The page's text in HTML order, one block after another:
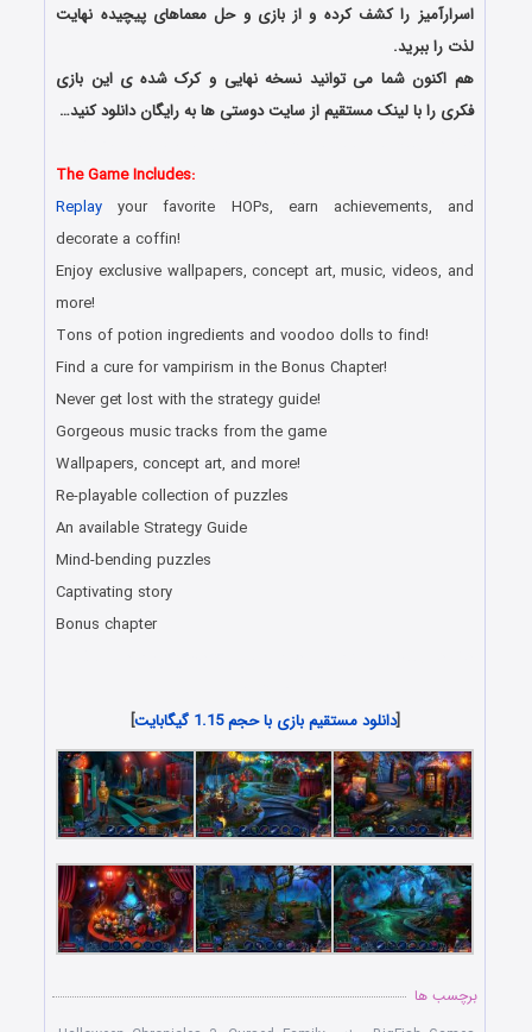
اسرارآمیز را کشف کرده و از بازی و حل معماهای پیچیده نهایت
لذت را ببرید.
هم اکنون شما می توانید نسخه نهایی و کرک شده ی این بازی
فکری را با لینک مستقیم از سایت دوستی ها به رایگان دانلود کنید…
The Game Includes:
Replay your favorite HOPs, earn achievements, and
decorate a coffin!
Enjoy exclusive wallpapers, concept art, music, videos, and
more!
Tons of potion ingredients and voodoo dolls to find!
Find a cure for vampirism in the Bonus Chapter!
Never get lost with the strategy guide!
Gorgeous music tracks from the game
Wallpapers, concept art, and more!
Re-playable collection of puzzles
An available Strategy Guide
Mind-bending puzzles
Captivating story
Bonus chapter
[دانلود مستقیم بازی با حجم 1.15 گیگابایت ]
برچسب ها